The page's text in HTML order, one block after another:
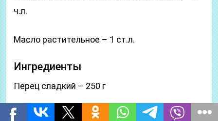
ч.л.
Масло растительное – 1 ст.л.
Ингредиенты
Перец сладкий – 250 г
Помидоры – 500 г